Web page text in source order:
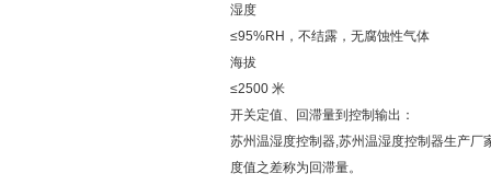
湿度
≤95%RH，不结露，无腐蚀性气体
海拔
≤2500 米
开关定值、回滞量到控制输出：
苏州温湿度控制器,苏州温湿度控制器生产
度值之差称为回滞量。